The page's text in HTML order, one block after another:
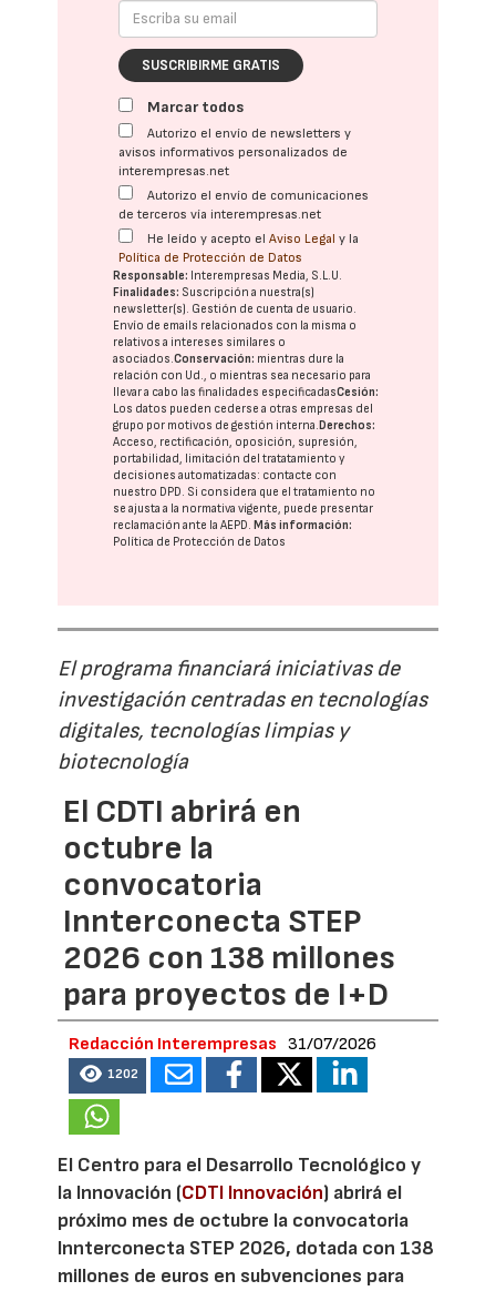
SUSCRIBIRME GRATIS
Marcar todos
Autorizo el envío de newsletters y
avisos informativos personalizados de
interempresas.net
Autorizo el envío de comunicaciones
de terceros vía interempresas.net
He leído y acepto elAviso Legal y la
Política de Protección de Datos
Responsable: Interempresas Media, S.L.U.
Finalidades: Suscripción a nuestra(s)
newsletter(s). Gestión de cuenta de usuario.
Envío de emails relacionados con la misma o
relativos a intereses similares o
asociados.Conservación: mientras dure la
relación con Ud., o mientras sea necesario para
llevar a cabo las finalidades especificadasCesión:
Los datos pueden cederse a otras empresas del
grupo por motivos de gestión interna.Derechos:
Acceso, rectificación, oposición, supresión,
portabilidad, limitación del tratatamiento y
decisiones automatizadas: contacte con
nuestro DPD. Si considera que el tratamiento no
se ajusta a la normativa vigente, puede presentar
reclamación ante laAEPD.Más información:
Política de Protección de Datos
El programa financiará iniciativas de
investigación centradas en tecnologías
digitales, tecnologías limpias y
biotecnología
El CDTI abrirá en
octubre la
convocatoria
Innterconecta STEP
2026 con 138 millones
para proyectos de I+D
Redacción Interempresas 31/07/2026
1202
El Centro para el Desarrollo Tecnológico y
la Innovación (CDTI Innovación) abrirá el
próximo mes de octubre la convocatoria
Innterconecta STEP 2026, dotada con 138
millones de euros en subvenciones para